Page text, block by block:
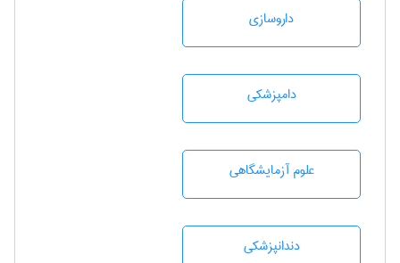
داروسازی
دامپزشكی
علوم آزمايشگاهی
دندانپزشكی